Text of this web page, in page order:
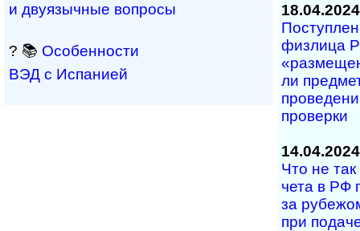
и двуязычные вопросы
? 📚 Особенности
ВЭД с Испанией
18.04.2024
физ­лица
ли
про­верки
14.04.2024
Что не
че­та в РФ
за
при